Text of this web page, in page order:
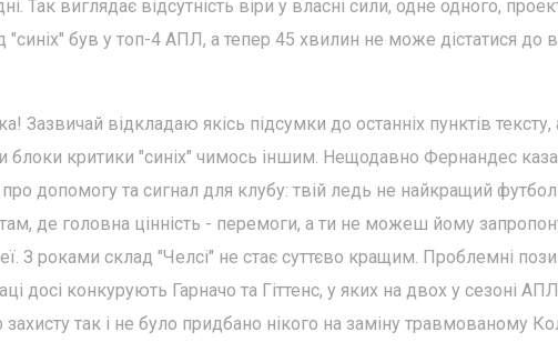
Так виглядає відсутність віри у власні сили, одне одного,
був у топ-4 АПЛ, а тепер 45 хвилин не може дістатися до
Зазвичай відкладаю якісь підсумки до останніх пунктів тексту,
блоки критики "синіх" чимось іншим. Нещодавно Фернандес
допомогу та сигнал для клубу: твій ледь не найкращий
де головна цінність - перемоги, а ти не можеш йому
З роками склад "Челсі" не стає суттєво кращим. Проблемні
досі конкурують Гарначо та Гіттенс, у яких на двох у сезоні
так і не було придбано нікого на заміну травмованому